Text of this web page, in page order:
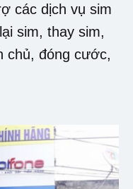
các dịch vụ sim
sim, thay sim,
chủ, đóng cước,